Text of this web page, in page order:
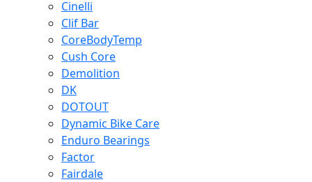
Cinelli
Clif Bar
CoreBodyTemp
Cush Core
Demolition
DK
DOTOUT
Dynamic Bike Care
Enduro Bearings
Factor
Fairdale